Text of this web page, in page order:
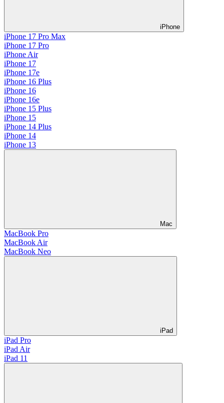
iPhone
iPhone 17 Pro Max
iPhone 17 Pro
iPhone Air
iPhone 17
iPhone 17e
iPhone 16 Plus
iPhone 16
iPhone 16e
iPhone 15 Plus
iPhone 15
iPhone 14 Plus
iPhone 14
iPhone 13
Mac
MacBook Pro
MacBook Air
MacBook Neo
iPad
iPad Pro
iPad Air
iPad 11